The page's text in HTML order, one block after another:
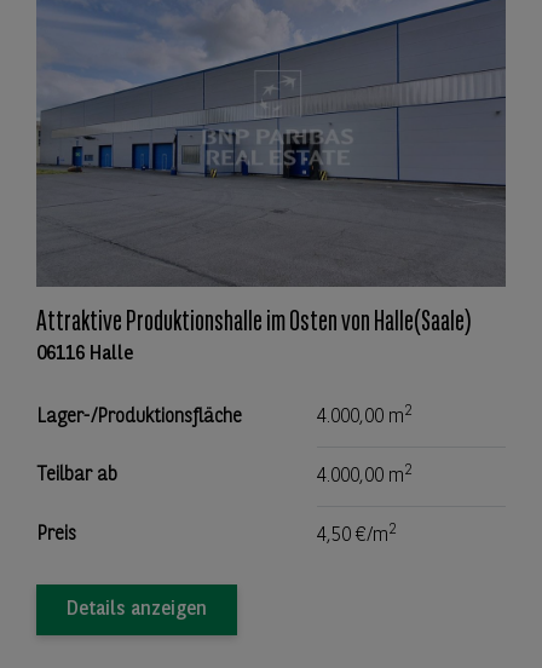
Attraktive Produktionshalle im Osten von Halle(Saale)
06116 Halle
Lager-/Produktionsfläche 4.000,00 m2
Teilbar ab 4.000,00 m2
Preis 4,50 €/m2
Details anzeigen